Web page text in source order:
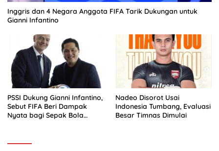
Inggris dan 4 Negara Anggota FIFA Tarik Dukungan untuk
Gianni Infantino
PSSI Dukung Gianni Infantino,
Sebut FIFA Beri Dampak
Nyata bagi Sepak Bola
Nadeo Disorot Usai
Indonesia Tumbang, Evaluasi
Besar Timnas Dimulai